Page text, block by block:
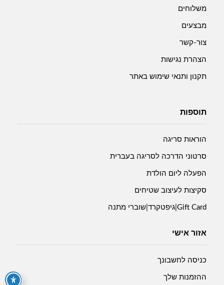
משלוחים
מבצעים
צור-קשר
הצהרת נגישות
תקנון ותנאי שימוש באתר
תוספות
הוראות סריגה
סרטוני הדרכה לסריגה בעברית
הפעלה ליום הולדת
סקיצות לעיצוב שטיחים
Gift Card|גיפטקרד|שוברי מתנה
אזור אישי
כניסה לחשבונך
ההזמנות שלך